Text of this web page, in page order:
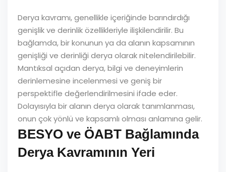
Derya kavramı, genellikle içeriğinde barındırdığı
genişlik ve derinlik özellikleriyle ilişkilendirilir. Bu
bağlamda, bir konunun ya da alanın kapsamının
genişliği ve derinliği derya olarak nitelendirilebilir.
Mantıksal açıdan derya, bilgi ve deneyimlerin
derinlemesine incelenmesi ve geniş bir
perspektifle değerlendirilmesini ifade eder.
Dolayısıyla bir alanın derya olarak tanımlanması,
onun çok yönlü ve kapsamlı olması anlamına gelir.
BESYO ve ÖABT Bağlamında
Derya Kavramının Yeri